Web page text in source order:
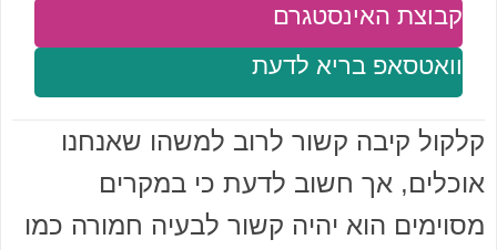
וואטסאפ בריא לדעת
קבוצת האינסטגרם
קלקול קיבה קשור לרוב למשהו שאנחנו
אוכלים, אך חשוב לדעת כי במקרים
מסוימים הוא יהיה קשור לבעיה חמורה כמו